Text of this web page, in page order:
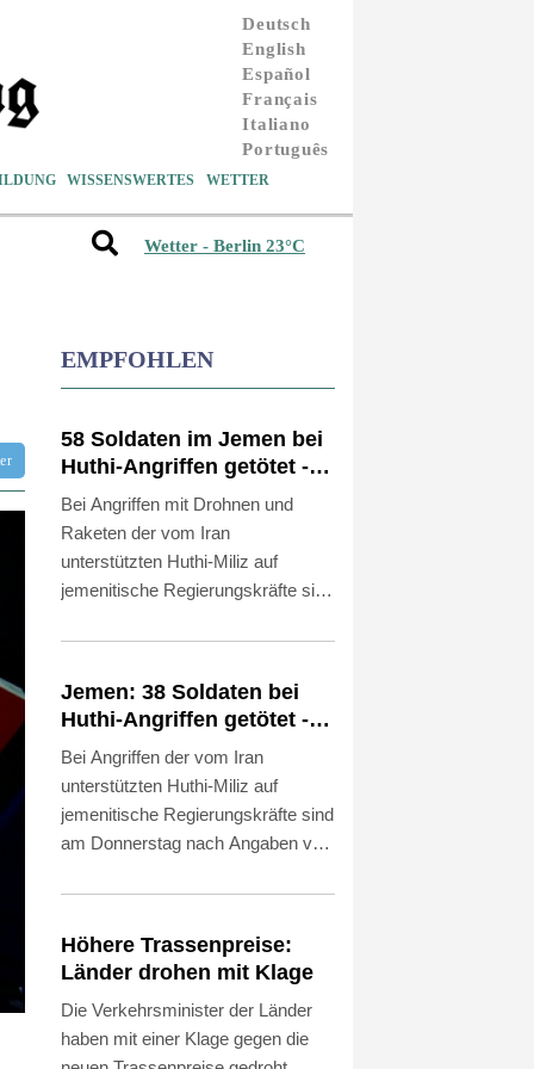
Deutsch
English
Español
Français
Italiano
Português
WISSENSWERTES WETTER
Wetter - Berlin 23°C
EMPFOHLEN
58 Soldaten im Jemen bei
Huthi-Angriffen getötet -
Regierung kündigt
Vergeltung an
Bei Angriffen mit Drohnen und
Raketen der vom Iran
unterstützten Huthi-Miliz auf
jemenitische Regierungskräfte sind
Armee mindestens 58 Menschen
Menschen seien zudem verletzt
worden, erfuhr die
Nachrichtenagentur AFP aus
Armeekreisen. Es handelt sich um
den Angriff mit den meisten
Todesopfern seit vier Jahren. Die
kündigte Vergeltung an.
Jemen: 38 Soldaten bei
Huthi-Angriffen getötet -
Regierung kündigt
Vergeltung an
Bei Angriffen der vom Iran
unterstützten Huthi-Miliz auf
jemenitische Regierungskräfte sind
am Donnerstag nach Angaben von
Soldaten getötet worden. Wie es
weitere Menschen verletzt. Es
handelt sich um den
folgenschwersten Angriff mit den
meisten Todesopfern seit vier
Höhere Trassenpreise:
Länder drohen mit Klage
Die Verkehrsminister der Länder
haben mit einer Klage gegen die